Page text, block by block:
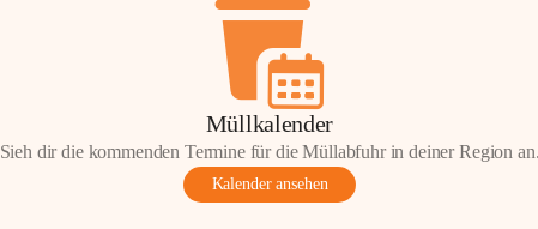
Müllkalender
Sieh dir die kommenden Termine für die Müllabfuhr in deiner Region
Kalender ansehen